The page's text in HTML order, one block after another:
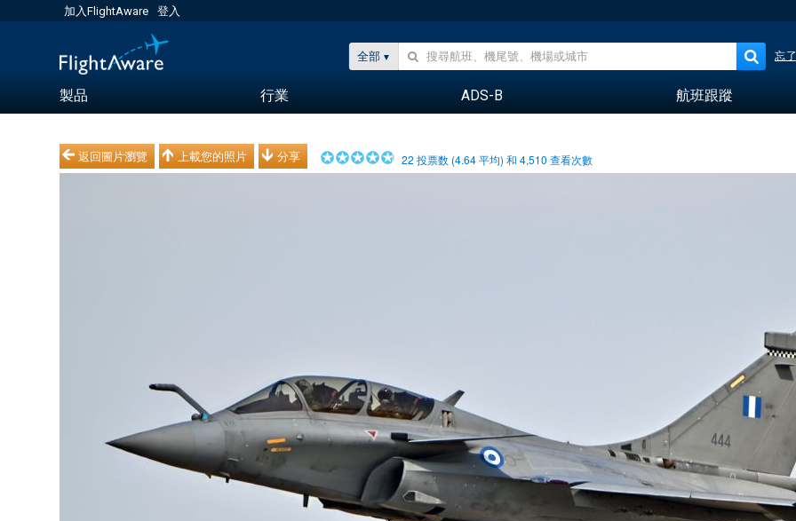
加入FlightAware 登入
全部 忘
製品 行業 ADS-B 航班跟蹤
返回圖片瀏覽 上載您的照片 分享 22 投票数 (4.64平均) 和4,510 查看次數